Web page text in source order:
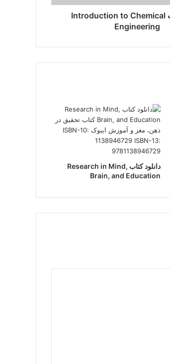
دانلود کتاب Introduction to Chemical
Engineering
دانلود کتاب Research in Mind,
Brain, and Education